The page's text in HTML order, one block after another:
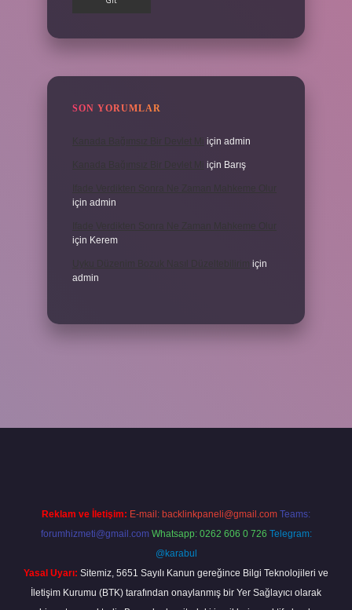
SON YORUMLAR
için admin
için Barış
için admin
için Kerem
için
admin
Reklam ve İletişim: E-mail: backlinkpaneli@gmail.com Teams:
forumhizmeti@gmail.com Whatsapp: 0262 606 0 726 Telegram:
@karabul
Yasal Uyarı: Sitemiz, 5651 Sayılı Kanun gereğince Bilgi Teknolojileri ve
İletişim Kurumu (BTK) tarafından onaylanmış bir Yer Sağlayıcı olarak